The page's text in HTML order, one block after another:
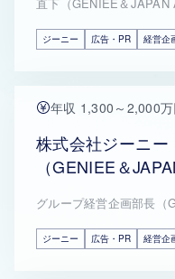
ジーニー 広告・PR 経営企
年収 1,300～2,000万
株式会社ジーニ
（GENIEE＆
グループ経営企画部長（
ジーニー 広告・PR 経営企